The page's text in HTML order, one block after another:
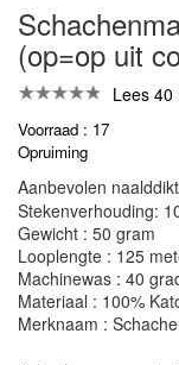
(op=op uit
Lees 40
Voorraad : 17
Opruiming
Aanbevolen
Stekenverhouding:
Gewicht : 50 gram
Looplengte : 125
Machinewas : 40
Materiaal : 100%
Merknaam :